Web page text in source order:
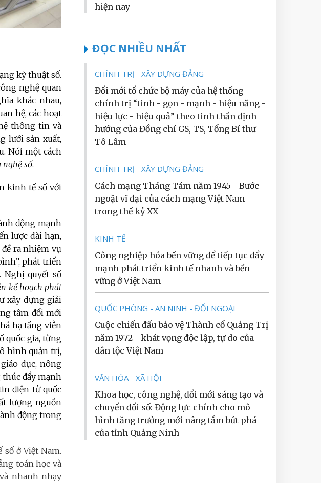
kỹ thuật số.
nghệ quan
khác nhau,
hệ, các hoạt
thông tin và
lưới sản xuất,
Nói một cách
nghệ số.
kinh tế số với
động mạnh
lược dài hạn,
đề ra nhiệm vụ
phát triển
Nghị quyết số
kế hoạch phát
xây dựng giải
tâm đổi mới
hạ tầng viễn
quốc gia, từng
hình quản trị,
dục, nông
đẩy mạnh
điện tử quốc
lượng nguồn
động trong
ở Việt Nam.
toán học và
nhanh nhạy
hiện nay
ĐỌC NHIỀU NHẤT
CHÍNH TRỊ - XÂY DỰNG ĐẢNG
Đổi mới tổ chức bộ máy của hệ thống
chính trị “tinh - gọn - mạnh - hiệu năng -
hiệu lực - hiệu quả” theo tinh thần định
hướng của Đồng chí GS, TS, Tổng Bí thư
Tô Lâm
CHÍNH TRỊ - XÂY DỰNG ĐẢNG
Cách mạng Tháng Tám năm 1945 - Bước
ngoặt vĩ đại của cách mạng Việt Nam
trong thế kỷ XX
KINH TẾ
Công nghiệp hóa bền vững để tiếp tục đẩy
mạnh phát triển kinh tế nhanh và bền
vững ở Việt Nam
QUỐC PHÒNG - AN NINH - ĐỐI NGOẠI
Cuộc chiến đấu bảo vệ Thành cổ Quảng Trị
năm 1972 - khát vọng độc lập, tự do của
dân tộc Việt Nam
VĂN HÓA - XÃ HỘI
Khoa học, công nghệ, đổi mới sáng tạo và
chuyển đổi số: Động lực chính cho mô
hình tăng trưởng mới nâng tầm bứt phá
của tỉnh Quảng Ninh